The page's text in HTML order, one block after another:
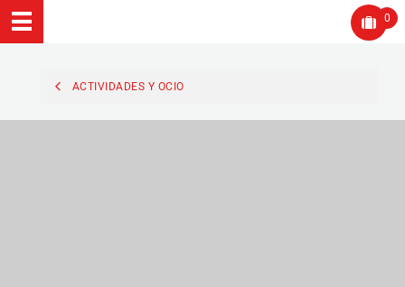
0
ACTIVIDADES Y OCIO